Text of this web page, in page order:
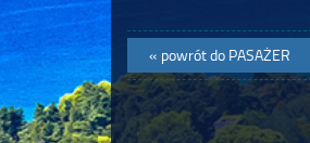
« powrót do PASAŻER